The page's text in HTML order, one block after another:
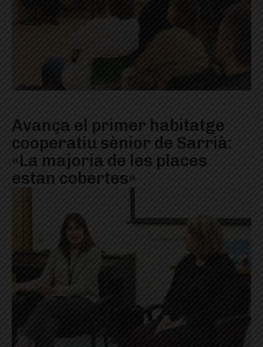
Avança el primer habitatge
cooperatiu sènior de Sarrià:
«La majoria de les places
estan cobertes»